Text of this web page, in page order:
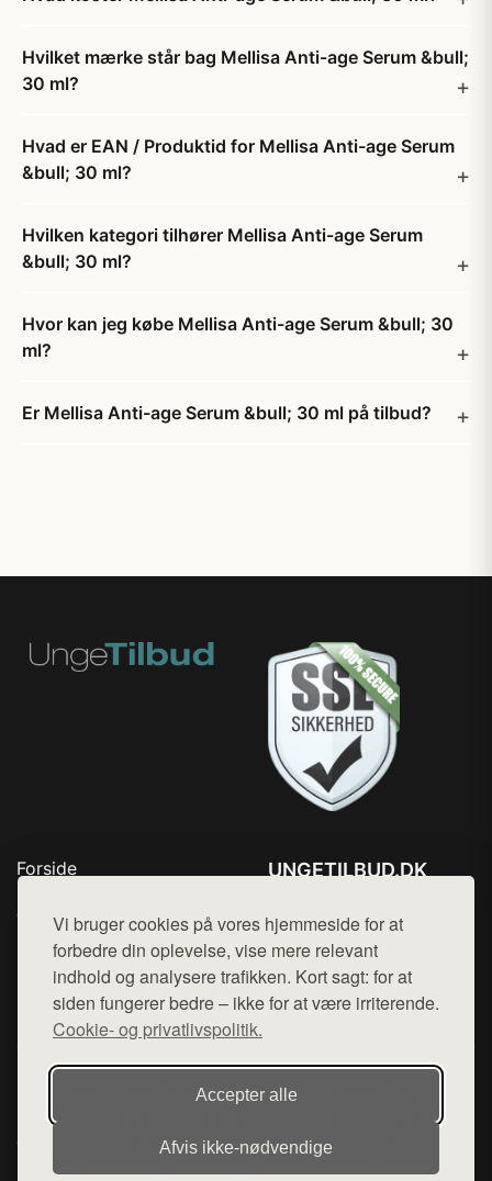
Vi bruger cookies på vores hjemmeside for at
forbedre din oplevelse, vise mere relevant
indhold og analysere trafikken. Kort sagt: for at
siden fungerer bedre – ikke for at være irriterende.
Cookie- og privatlivspolitik.
Accepter alle
Afvis ikke‑nødvendige
Hvilket mærke står bag Mellisa Anti-age Serum &bull;
30 ml?
Hvad er EAN / Produktid for Mellisa Anti-age Serum
&bull; 30 ml?
Hvilken kategori tilhører Mellisa Anti-age Serum
&bull; 30 ml?
Hvor kan jeg købe Mellisa Anti-age Serum &bull; 30
ml?
Er Mellisa Anti-age Serum &bull; 30 ml på tilbud?
Forside
Top Rabatter
Blog
Kontakt
UNGETILBUD.DK
Mail: hej@want.dk
Cookie- og privatlivspolitik
Denne side er en del af want.dk, der udgiver en række
hjemmesider med præsentation af forskellige produkter fra
diverse webshops. Der sælges ikke varer fra denne side - vi
henviser til de shops, som sælger varen. Vi har heller ikke